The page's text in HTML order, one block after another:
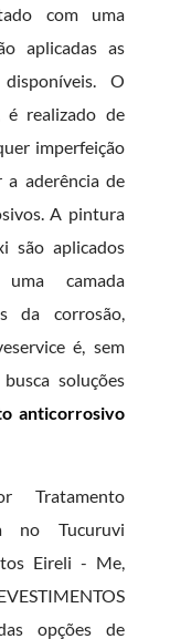
com uma
aplicadas as
O
é realizado de
imperfeição
a aderência de
A pintura
são aplicados
camada
da corrosão,
é, sem
soluções
anticorrosivo
Tratamento
no Tucuruvi
Eireli - Me,
opções de